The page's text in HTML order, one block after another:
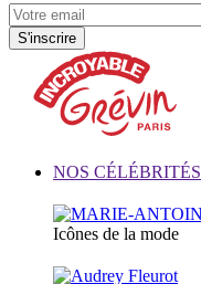
NOS CÉLÉBRITÉS
Icônes de la mode